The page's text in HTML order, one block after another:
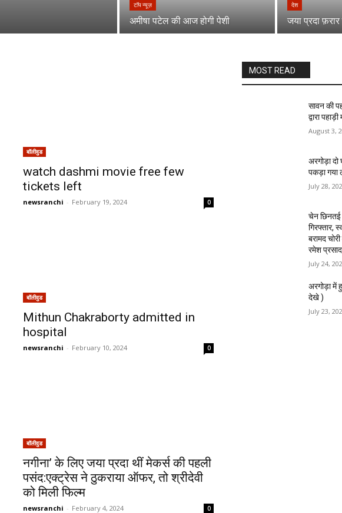
टॉप न्यूज़
अमीषा पटेल की आज होगी पेशी
देश
जया प्रदा फ़रार
बॉलीवुड
watch dashmi movie free few
tickets left
newsranchi - February 19, 2024 0
बॉलीवुड
Mithun Chakraborty admitted in
hospital
newsranchi - February 10, 2024 0
बॉलीवुड
नगीना’ के लिए जया प्रदा थीं मेकर्स की पहली
पसंद:एक्ट्रेस ने ठुकराया ऑफर, तो श्रीदेवी
को मिली फिल्म
newsranchi - February 4, 2024 0
MOST READ
सावन की
द्वारा
August 3,
अरगोड़ा दो
पकड़ा गया
July 28,
चेन छिनतई
गिरफ्तार,
बरामद
रमेश प्रसाद
July 24,
अरगोड़ा में
देखे )
July 23,